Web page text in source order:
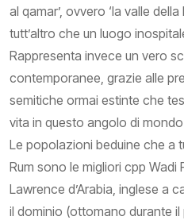
al qamar’, ovvero ‘la valle
tutt’altro che un luogo
Rappresenta invece un vero
contemporanee, grazie alle
semitiche ormai estinte che
vita in questo angolo di
Le popolazioni beduine che a
Rum sono le migliori cpp Wadi
Lawrence d’Arabia, inglese a
il dominio (ottomano durante